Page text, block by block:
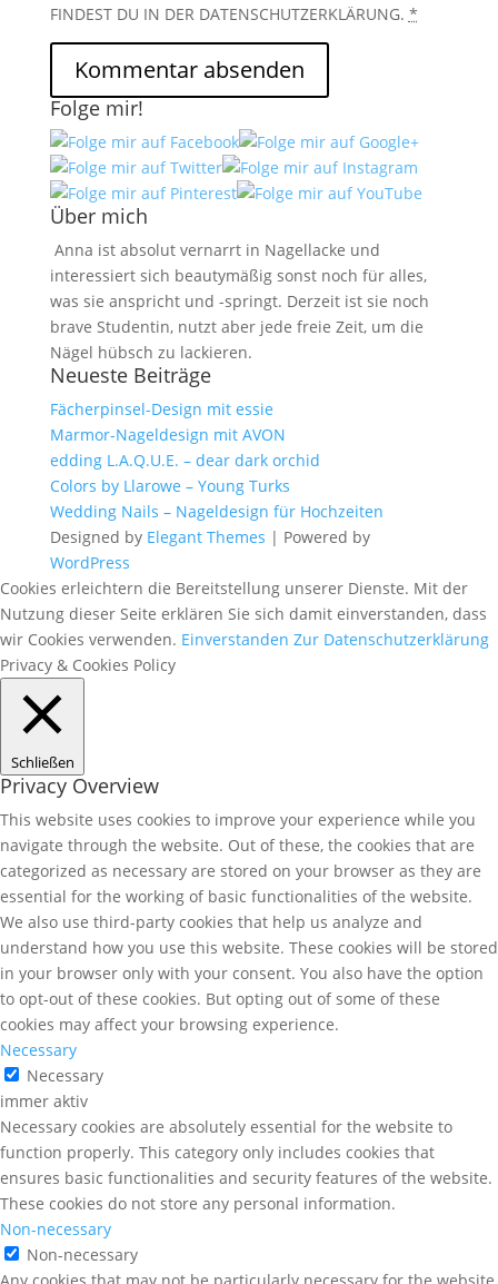
FINDEST DU IN DER DATENSCHUTZERKLÄRUNG. *
Folge mir!
Über mich
Anna ist absolut vernarrt in Nagellacke und
interessiert sich beautymäßig sonst noch für alles,
was sie anspricht und -springt. Derzeit ist sie noch
brave Studentin, nutzt aber jede freie Zeit, um die
Nägel hübsch zu lackieren.
Neueste Beiträge
Fächerpinsel-Design mit essie
Marmor-Nageldesign mit AVON
edding L.A.Q.U.E. – dear dark orchid
Colors by Llarowe – Young Turks
Wedding Nails – Nageldesign für Hochzeiten
Designed by Elegant Themes | Powered by
WordPress
Cookies erleichtern die Bereitstellung unserer Dienste. Mit der
Nutzung dieser Seite erklären Sie sich damit einverstanden, dass
wir Cookies verwenden. Einverstanden Zur Datenschutzerklärung
Privacy & Cookies Policy
Schließen
Privacy Overview
This website uses cookies to improve your experience while you
navigate through the website. Out of these, the cookies that are
categorized as necessary are stored on your browser as they are
essential for the working of basic functionalities of the website.
We also use third-party cookies that help us analyze and
understand how you use this website. These cookies will be stored
in your browser only with your consent. You also have the option
to opt-out of these cookies. But opting out of some of these
cookies may affect your browsing experience.
Necessary
Necessary
immer aktiv
Necessary cookies are absolutely essential for the website to
function properly. This category only includes cookies that
ensures basic functionalities and security features of the website.
These cookies do not store any personal information.
Non-necessary
Non-necessary